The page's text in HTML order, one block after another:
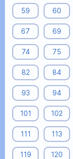
59 60
67 69
74 75
82 84
93 94
101 102
111 113
119 120